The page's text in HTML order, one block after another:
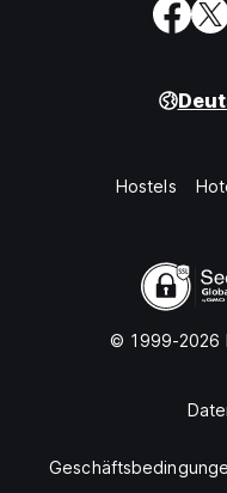
Hostels
© 1999-2026